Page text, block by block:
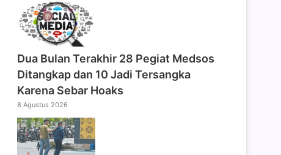
Dua Bulan Terakhir 28 Pegiat Medsos
Ditangkap dan 10 Jadi Tersangka
Karena Sebar Hoaks
8 Agustus 2026